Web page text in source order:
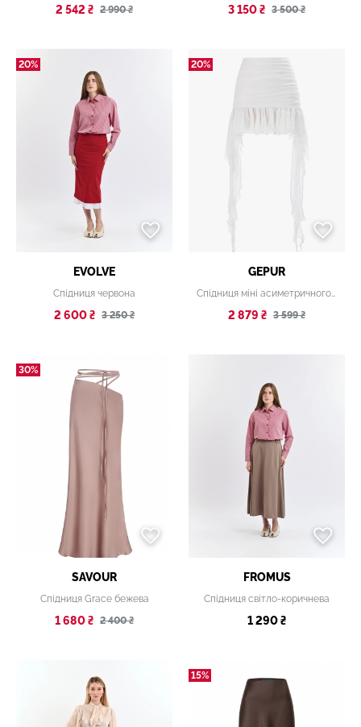
2 542 ₴ 2 990 ₴ 3 150 ₴ 3 500 ₴
20%
EVOLVE
Спідниця червона
2 600 ₴ 3 250 ₴
20%
GEPUR
Спідниця міні асиметричного крою
2 879 ₴ 3 599 ₴
30%
SAVOUR
Спідниця Grace бежева
1 680 ₴ 2 400 ₴
FROMUS
Спідниця світло-коричнева
1 290 ₴
15%